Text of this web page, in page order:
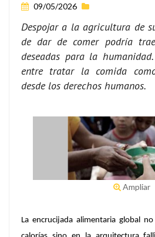
09/05/2026
Despojar a la agricultura de
de dar de comer podría
deseadas para la
entre tratar la comida
desde los derechos humanos.
Ampliar
La encrucijada alimentaria global